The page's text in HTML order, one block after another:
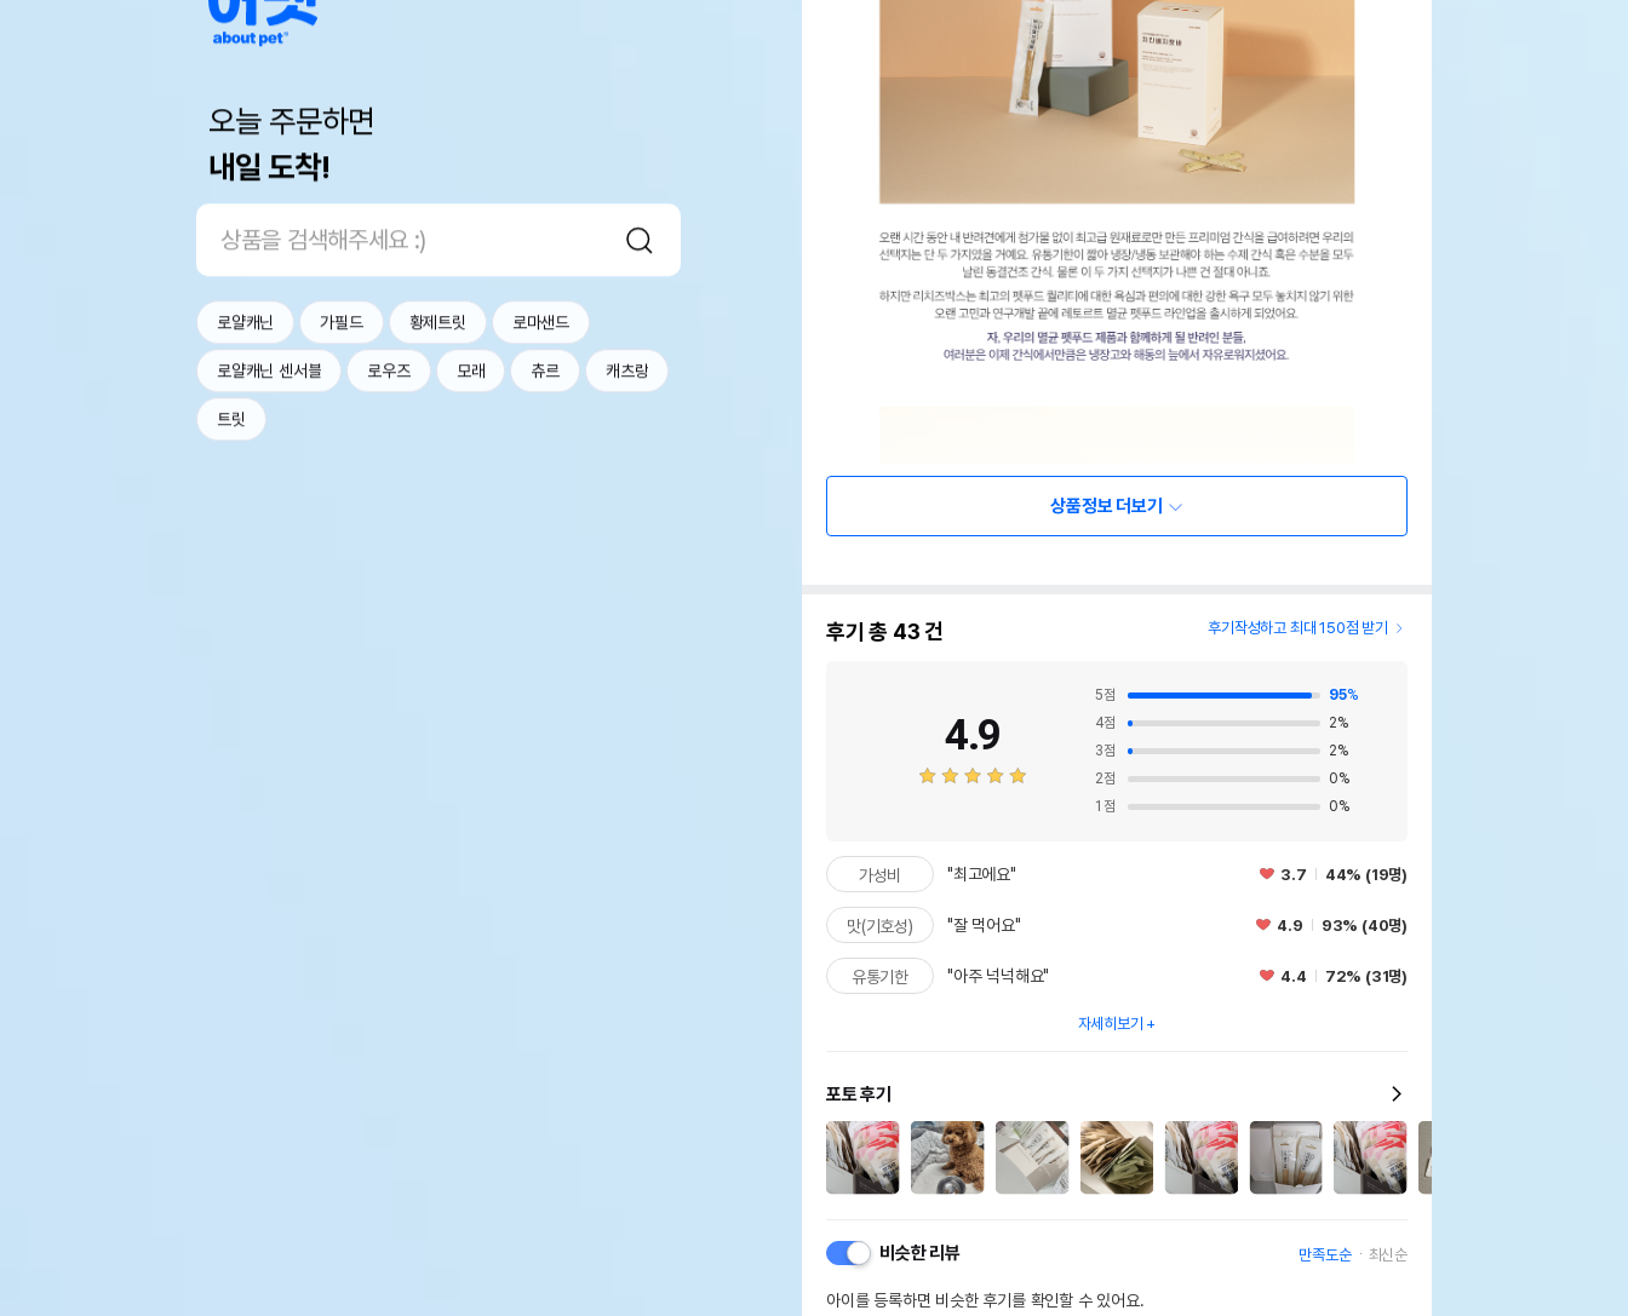
오늘 주문하면
내일 도착!
로얄캐닌 가필드 황제트릿 로마샌드
로얄캐닌 센서블 로우즈 모래 츄르 캐츠랑
트릿
상품정보 더보기
후기 총 43건 후기작성하고 최대 150점 받기
4.9
5점 95%
4점 2%
3점 2%
2점 0%
1 점 0%
가성비 "최고에요" 3.7 44% (19명)
맛(기호성) "잘 먹어요" 4.9 93% (40명)
유통기한 "아주 넉넉해요" 4.4 72% (31명)
자세히보기
포토 후기
비슷한 리뷰 만족도순 최신순
아이를 등록하면 비슷한 후기를 확인할 수 있어요.